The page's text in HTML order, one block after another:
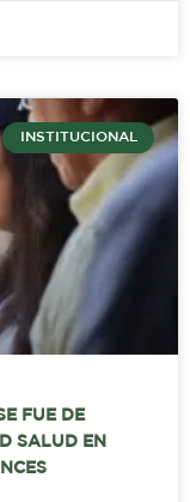
INSTITUCIONAL
FUE DE
SALUD EN